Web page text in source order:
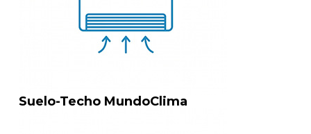
Suelo-Techo MundoClima